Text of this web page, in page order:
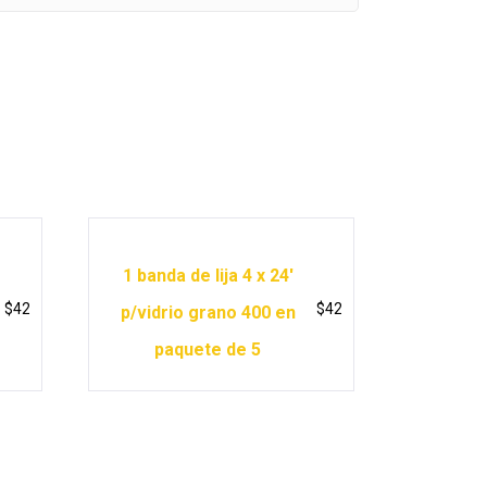
$42
1 banda de lija 4 x 24′
p/vidrio grano 400 en
paquete de 5
$42